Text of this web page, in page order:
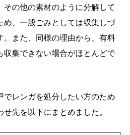
その他の素材のように分解して
め、一般ごみとしては収集しづ
。また、同様の理由から、有料
収集できない場合がほとんどで
でレンガを処分したい方のため
先を以下にまとめました。